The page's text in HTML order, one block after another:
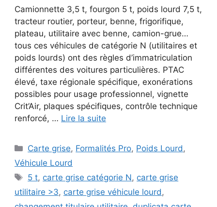
Camionnette 3,5 t, fourgon 5 t, poids lourd 7,5 t,
tracteur routier, porteur, benne, frigorifique,
plateau, utilitaire avec benne, camion-grue…
tous ces véhicules de catégorie N (utilitaires et
poids lourds) ont des règles d’immatriculation
différentes des voitures particulières. PTAC
élevé, taxe régionale spécifique, exonérations
possibles pour usage professionnel, vignette
Crit’Air, plaques spécifiques, contrôle technique
renforcé, … Lire la suite
Catégories
Carte grise, Formalités Pro, Poids Lourd,
Véhicule Lourd
Étiquettes
5 t, carte grise catégorie N, carte grise
utilitaire >3, carte grise véhicule lourd,